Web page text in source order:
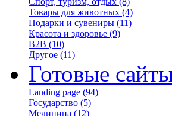
Товары для животных (4)
Подарки и сувениры (11)
Красота и здоровье (9)
B2B (10)
Другое (11)
Готовые
Landing page (94)
Государство (5)
Медицина (12)